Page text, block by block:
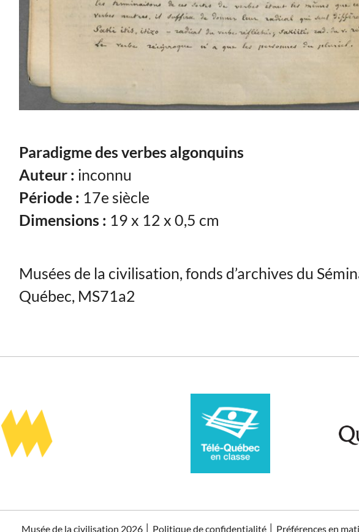
Paradigme des verbes algonquins
Auteur : inconnu
Période : 17e siècle
Dimensions : 19 x 12 x 0,5 cm
Musées de la civilisation, fonds d’archives du
Québec, MS71a2
Musée de la civilisation 2026 Politique de confidentialité Préférences en